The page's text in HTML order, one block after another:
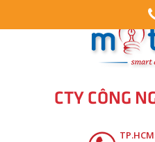
CTY CÔNG